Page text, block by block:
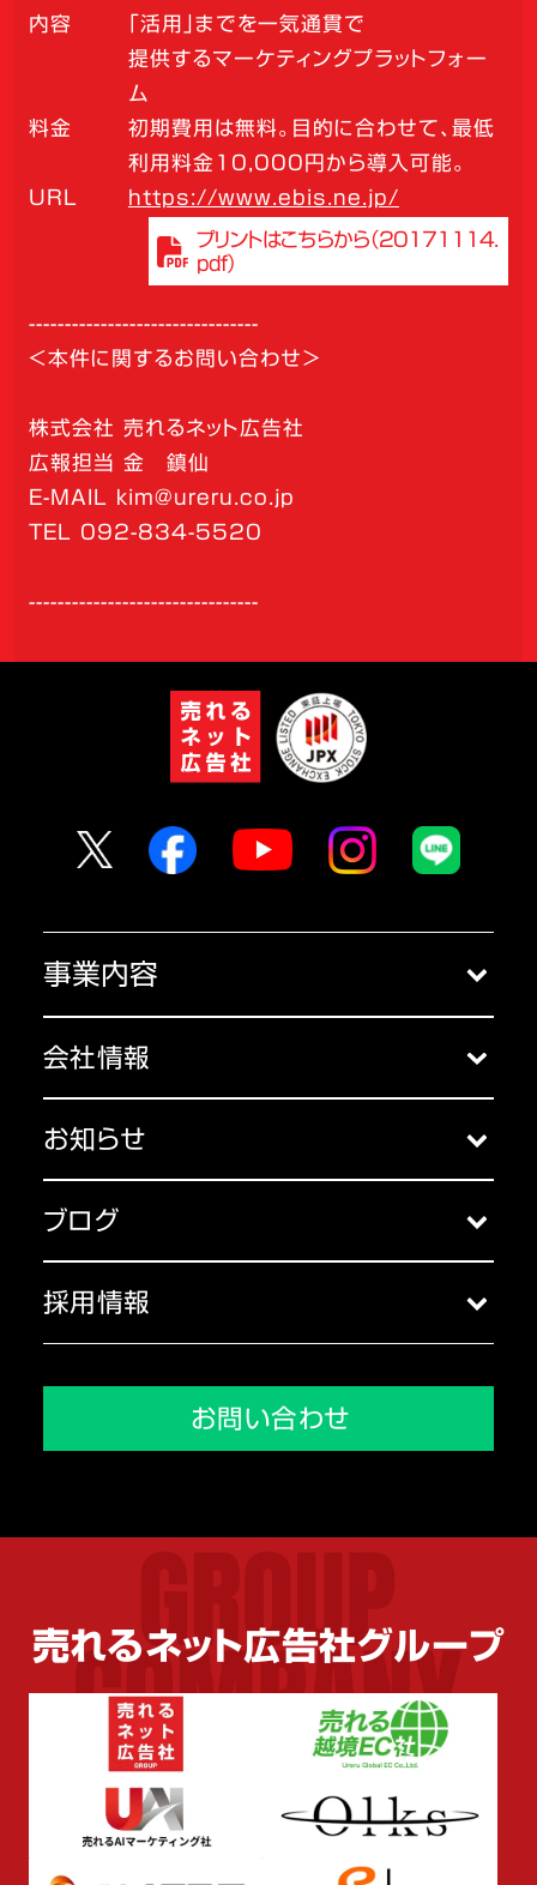
内容
「活用」までを一気通貫で
提供するマーケティングプラットフォー
ム
料金
初期費用は無料。目的に合わせて、最低
利用料金10,000円から導入可能。
URL
https://www.ebis.ne.jp/
プリントはこちらから（20171114.
pdf）
--------------------------------
＜本件に関するお問い合わせ＞
株式会社 売れるネット広告社
広報担当 金 鎮仙
E-MAIL kim@ureru.co.jp
TEL 092-834-5520
--------------------------------
事業内容
コンサルティング
会社情報
アクセス
主な受賞歴
コーポレートガバナンス
沿革
メディア掲載実績
お知らせ
ブログ
採用情報
会社を知る
環境を知る
お問い合わせ
売れるネット広告社グループ